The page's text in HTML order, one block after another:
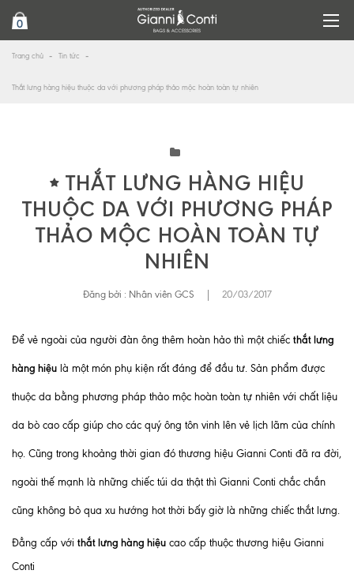
0
Trang chủ Tin tức
Thắt lưng hàng hiệu thuộc da với phương pháp thảo mộc hoàn toàn tự nhiên
THẮT LƯNG HÀNG HIỆU
THUỘC DA VỚI PHƯƠNG PHÁP
THẢO MỘC HOÀN TOÀN TỰ
NHIÊN
Đăng bởi : Nhân viên GCS 20/03/2017
Để vẻ ngoài của người đàn ông thêm hoàn hảo thì một chiếc thắt lưng
hàng hiệu là một món phụ kiện rất đáng để đầu tư. Sản phẩm được
thuộc da bằng phương pháp thảo mộc hoàn toàn tự nhiên với chất liệu
da bò cao cấp giúp cho các quý ông tôn vinh lên vẻ lịch lãm của chính
họ. Cũng trong khoảng thời gian đó thương hiệu Gianni Conti đã ra đời,
ngoài thế mạnh là những chiếc túi da thật thì Gianni Conti chắc chắn
cũng không bỏ qua xu hướng hot thời bấy giờ là những chiếc thắt lưng.
Đẳng cấp với thắt lưng hàng hiệu cao cấp thuộc thương hiệu Gianni
Conti